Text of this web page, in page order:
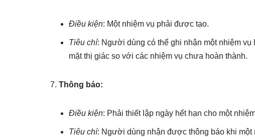
Điều kiện: Một nhiệm vụ phải được tạo.
Tiêu chí: Người dùng có thể ghi nhận một nhiệm
mặt thị giác so với các nhiệm vụ chưa hoàn thành.
Thông báo:
Điều kiện: Phải thiết lập ngày hết hạn cho một
Tiêu chí: Người dùng nhận được thông báo khi một